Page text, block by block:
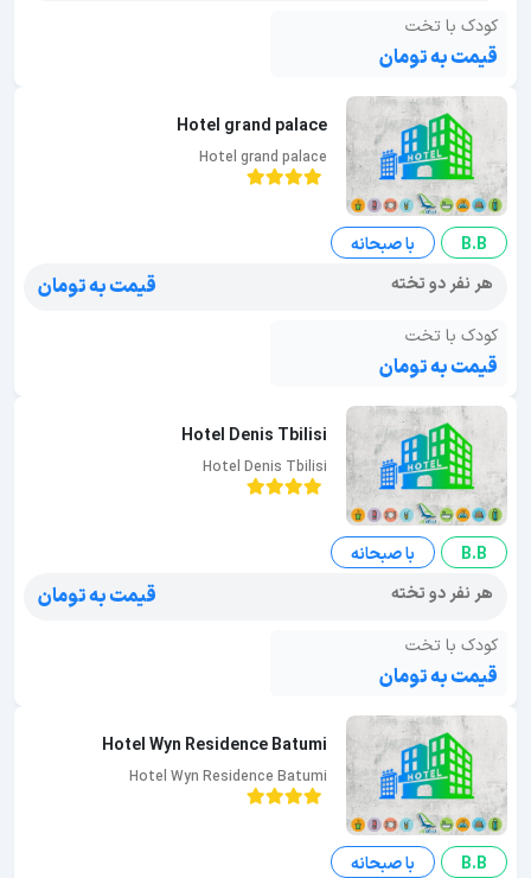
کودک با تخت
قیمت به تومان
Hotel grand palace
Hotel grand palace
B.B
با صبحانه
هر نفر دو تخته
قیمت به تومان
کودک با تخت
قیمت به تومان
Hotel Denis Tbilisi
Hotel Denis Tbilisi
B.B
با صبحانه
هر نفر دو تخته
قیمت به تومان
کودک با تخت
قیمت به تومان
Hotel Wyn Residence Batumi
Hotel Wyn Residence Batumi
B.B
با صبحانه